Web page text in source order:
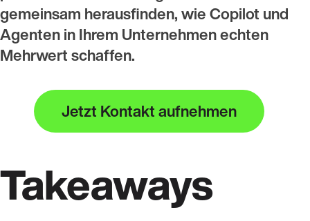
gemeinsam herausfinden, wie Copilot und
Agenten in Ihrem Unternehmen echten
Mehrwert schaffen.
Jetzt Kontakt aufnehmen
Takeaways